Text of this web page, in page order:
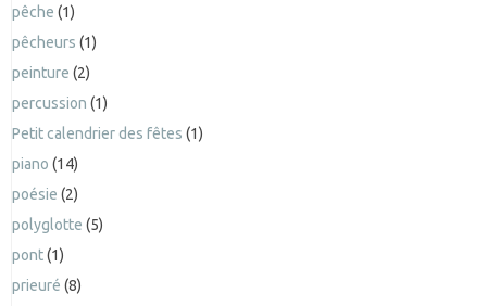
pêche (1)
pêcheurs (1)
peinture (2)
percussion (1)
Petit calendrier des fêtes (1)
piano (14)
poésie (2)
polyglotte (5)
pont(1)
prieuré (8)